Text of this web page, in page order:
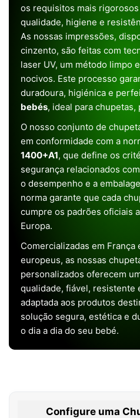
os requisitos mais
qualidade, higiene e
As nossas impressões,
cinzento, são feitas com
laser UV, um método limpo
nocivos. Este processo
duradoura, higiénica e
bebés, ideal para
O nosso conjunto de
em conformidade com a
1400+A1, que define os
segurança relacionados
o desempenho e a
norma garante que cada
cumpre os padrões oficiais
Europa.
Comercializadas em França
europeus, as nossas
personalizados oferecem
qualidade, fiável, resistente
adaptada aos produtos
solução segura, estética e
o dia a dia do seu bebé.
Configure uma